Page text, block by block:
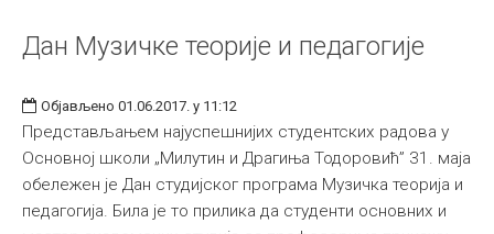
Дан Музичке теорије и педагогије
Објављено 01.06.2017. у 11:12
Представљањем најуспешнијих студентских радова у
Основној школи „Милутин и Драгиња Тодоровић” 31. маја
обележен је Дан студијског програма Музичка теорија и
педагогија. Била је то прилика да студенти основних и